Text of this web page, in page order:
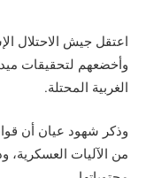
اعتقل جيش الاحتلال
وأخضعهم لتحقيقات
الغربية المحتلة.
وذكر شهود عيان أن
من الآليات